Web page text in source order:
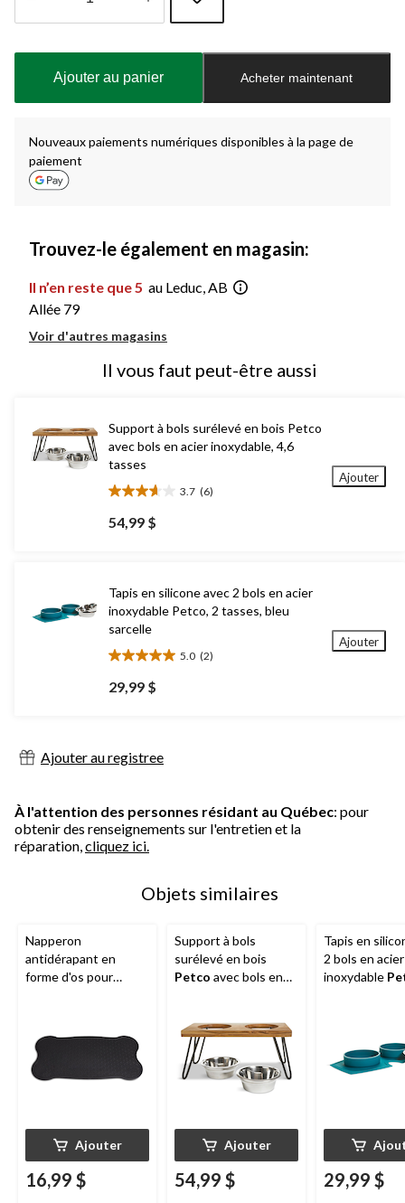
à
Ajouter au panier Acheter maintenant
Nouveaux paiements numériques disponibles à la page de
paiement
Trouvez-le également en magasin:
Il n’en reste que 5 au Leduc, AB
Allée 79
Voir d'autres magasins
Il vous faut peut-être aussi
Support à bols surélevé en bois Petco
avec bols en acier inoxydable, 4,6
tasses
3.7 (6)
3.7
étoile(s)
sur
évaluations
54,99 $
Ajouter
Tapis en silicone avec 2 bols en acier
inoxydable Petco, 2 tasses, bleu
sarcelle
5.0 (2)
5.0
étoile(s)
sur
évaluations
29,99 $
Ajouter
Ajouter au registree
À l'attention des personnes résidant au Québec: pour
obtenir des renseignements sur l'entretien et la
réparation,cliquez ici.
Objets similaires
Napperon
antidérapant en
forme d'os pour
Ajouter
16,99 $
Support à bols
surélevé en bois
Petco avec bols en
Ajouter
54,99 $
Tapis en
2 bols en acier
inoxydable
29,99 $